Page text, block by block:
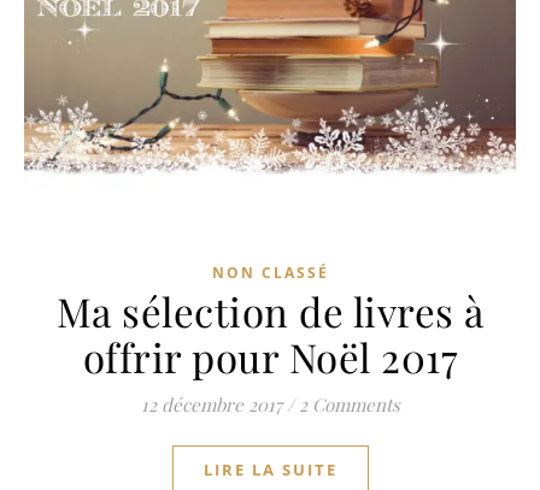
NON CLASSÉ
Ma sélection de livres à
offrir pour Noël 2017
12 décembre 2017 / 2 Comments
LIRE LA SUITE